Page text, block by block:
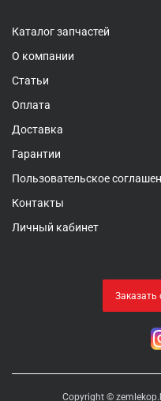
Каталог запчастей
О компании
Статьи
Оплата
Доставка
Гарантии
Пользовательское
Контакты
Личный кабинет
Заказать
Copyright ©